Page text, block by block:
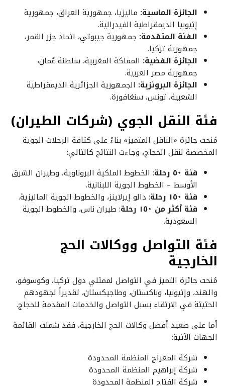
الجائزة الماسية: ماليزيا، جمهورية العراق، جمهورية
إثيوبيا الديمقراطية الفيدرالية.
الفئة المتقدمة: جمهورية جيبوتي، اتحاد جزر القمر،
جمهورية تركيا.
الجائزة الفضية: المملكة المغربية، سلطنة عُمان،
جمهورية مصر العربية.
الجائزة البرونزية: الجمهورية الجزائرية الديمقراطية
الشعبية، تونس، سنغافورة.
فئة النقل الجوي (شركات الطيران)
مُنحت جائزة «الناقل المتميز» بناءً على كثافة الرحلات الجوية
المخصصة لنقل الحجاج، وجاءت النتائج كالتالي:
فئة ٥٠ رحلة
: الخطوط الملكية البروناوية، وطيران الشرق
الأوسط – الخطوط الجوية اللبنانية.
فئة ١٥٠ رحلة
: دالو إيرلاينز، والخطوط الجوية الماليزية.
فئة أكثر من ١٥٠ رحلة
: طيران ناس، والخطوط الجوية
السعودية.
فئة التواصل ووكالات الحج
الخارجية
مُنحت جائزة التميز في التواصل لممثلي دول تركيا، وكوسوفو،
والهند، وإثيوبيا، وباكستان، وطاجيكستان، تقديراً لجهودهم
الحثيثة في الارتقاء بسبل التواصل والخدمات المقدمة للحجاج.
أما على صعيد أفضل وكالات الحج الخارجية، فقد شملت القائمة
الجهات الآتية:
شركة المعراج المنظمة المحدودة
شركة إبراهيم المنظمة المحدودة
شركة الفتاح المنظمة المحدودة